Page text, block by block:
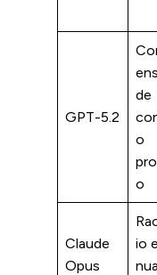
GPT-5.2
de
o
o
Claude
Opus
io e